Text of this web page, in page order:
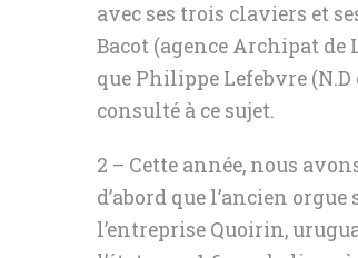
avec ses trois claviers et
Bacot (agence Archipat
que Philippe Lefebvre
consulté à ce sujet.
2 – Cette année, nous
d’abord que l’ancien
l’entreprise Quoirin,